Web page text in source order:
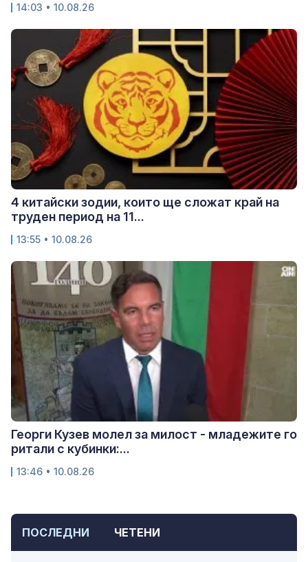
ПОСЛЕДНИ ЧЕТЕНИ
14:03 • 10.08.26
4 китайски зодии, които ще сложат край на
труден период на 11...
13:55 • 10.08.26
Георги Кузев молел за милост - младежите го
ритали с кубинки:...
13:46 • 10.08.26